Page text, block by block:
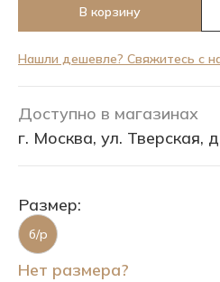
В корзину
Нашли дешевле? Свяжитесь с
Доступно в магазинах
г. Москва, ул. Тверская,
Размер:
б/р
Нет размера?